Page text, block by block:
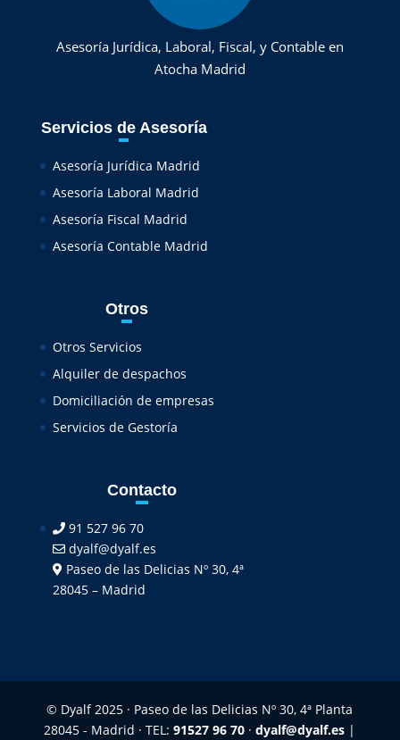
Asesoría Jurídica, Laboral, Fiscal, y Contable en
Atocha Madrid
Servicios de Asesoría
Asesoría Jurídica Madrid
Asesoría Laboral Madrid
Asesoría Fiscal Madrid
Asesoría Contable Madrid
Otros
Otros Servicios
Alquiler de despachos
Domiciliación de empresas
Servicios de Gestoría
Contacto
91 527 96 70
dyalf@dyalf.es
Paseo de las Delicias Nº 30, 4ª
28045 – Madrid
© Dyalf 2025 · Paseo de las Delicias Nº 30, 4ª Planta
28045 - Madrid · TEL:91527 96 70 ·dyalf@dyalf.es |